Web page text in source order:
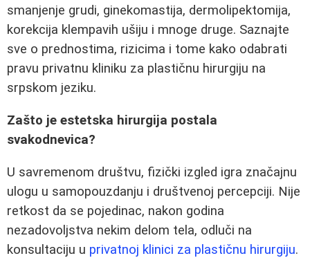
smanjenje grudi, ginekomastija, dermolipektomija,
korekcija klempavih ušiju i mnoge druge. Saznajte
sve o prednostima, rizicima i tome kako odabrati
pravu privatnu kliniku za plastičnu hirurgiju na
srpskom jeziku.
Zašto je estetska hirurgija postala
svakodnevica?
U savremenom društvu, fizički izgled igra značajnu
ulogu u samopouzdanju i društvenoj percepciji. Nije
retkost da se pojedinac, nakon godina
nezadovoljstva nekim delom tela, odluči na
konsultaciju u privatnoj klinici za plastičnu hirurgiju.